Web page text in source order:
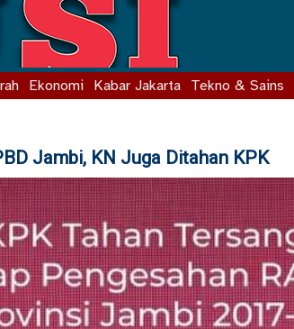
Ekonomi Kabar Jakarta Tekno & Sains
Jambi, KN Juga Ditahan KPK